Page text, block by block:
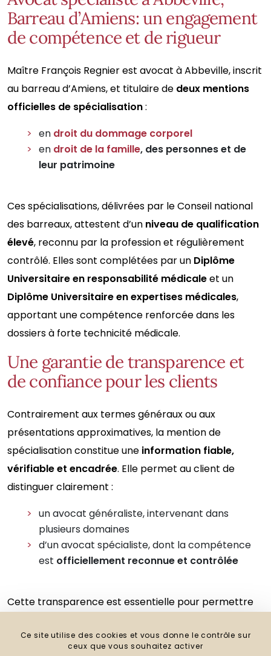
Barreau d’Amiens: un engagement
de compétence et de rigueur
Maître François Regnier est avocat à Abbeville, inscrit
au barreau d’Amiens, et titulaire de deux mentions
officielles de spécialisation:
en droit du dommage corporel
en droit de la famille, des personnes et de
leur patrimoine
Ces spécialisations, délivrées par le Conseil national
des barreaux, attestent d’un niveau de qualification
élevé, reconnu par la profession et régulièrement
contrôlé. Elles sont complétées par un Diplôme
Universitaire en responsabilité médicaleet un
Diplôme Universitaire en expertises médicales,
apportant une compétence renforcée dans les
dossiers à forte technicité médicale.
Une garantie de transparence et
de confiance pour les clients
Contrairement aux termes généraux ou aux
présentations approximatives, la mention de
spécialisation constitue une information fiable,
vérifiable et encadrée. Elle permet au client de
distinguer clairement :
un avocat généraliste, intervenant dans
plusieurs domaines
d’un avocat spécialiste, dont la compétence
est officiellement reconnue et contrôlée
Cette transparence est essentielle pour permettre
dans des moments juridiquement et humainement
Ce site utilise des cookies et vous donne le contrôle sur
ceux que vous souhaitez activer